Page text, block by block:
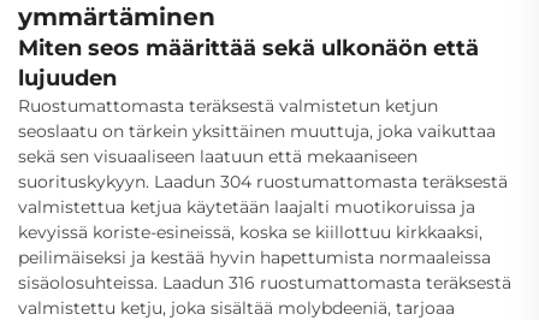
ymmärtäminen
Miten seos määrittää sekä ulkonäön että
lujuuden
Ruostumattomasta teräksestä valmistetun ketjun
seoslaatu on tärkein yksittäinen muuttuja, joka vaikuttaa
sekä sen visuaaliseen laatuun että mekaaniseen
suorituskykyyn. Laadun 304 ruostumattomasta teräksestä
valmistettua ketjua käytetään laajalti muotikoruissa ja
kevyissä koriste-esineissä, koska se kiillottuu kirkkaaksi,
peilimäiseksi ja kestää hyvin hapettumista normaaleissa
sisäolosuhteissa. Laadun 316 ruostumattomasta teräksestä
valmistettu ketju, joka sisältää molybdeeniä, tarjoaa